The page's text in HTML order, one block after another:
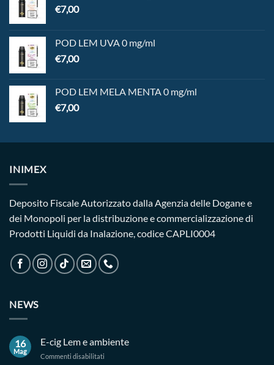
€7,00
POD LEM UVA 0 mg/ml
€7,00
POD LEM MELA MENTA 0 mg/ml
€7,00
INIMEX
Deposito Fiscale Autorizzato dalla Agenzia delle Dogane e
dei Monopoli per la distribuzione e commercializzazione di
Prodotti Liquidi da Inalazione, codice CAPLI0004
NEWS
16
Mag
E-cig Lem e ambiente
Commenti disabilitati